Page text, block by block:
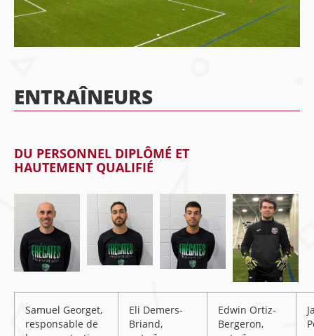
ENTRAÎNEURS
DU PERSONNEL DIPLÔMÉ ET
HAUTEMENT QUALIFIÉ
Samuel Georget,
responsable de
Eli Demers-
Briand,
Edwin Ortiz-
Bergeron,